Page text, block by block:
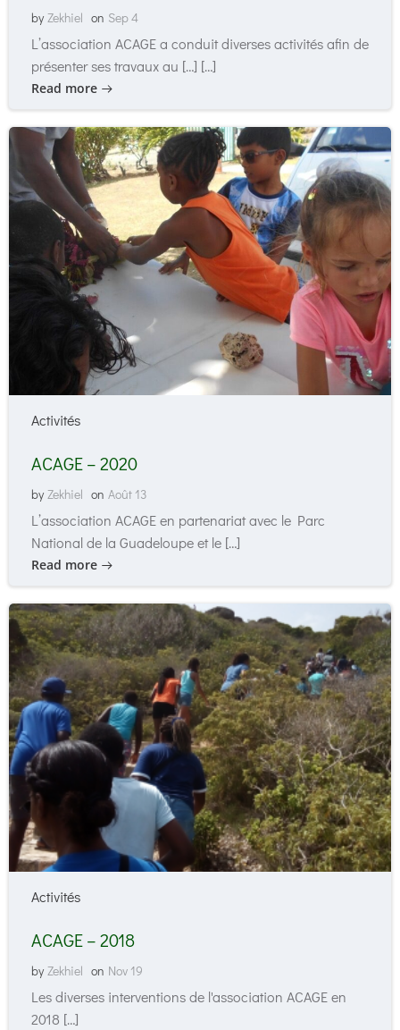
by Zekhiel on Sep 4
L’association ACAGE a conduit diverses activités afin de
présenter ses travaux au […] […]
Read more
Activités
ACAGE – 2020
by Zekhiel on Août 13
L’association ACAGE en partenariat avec le Parc
National de la Guadeloupe et le […]
Read more
Activités
ACAGE – 2018
by Zekhiel on Nov 19
Les diverses interventions de l'association ACAGE en
2018 […]